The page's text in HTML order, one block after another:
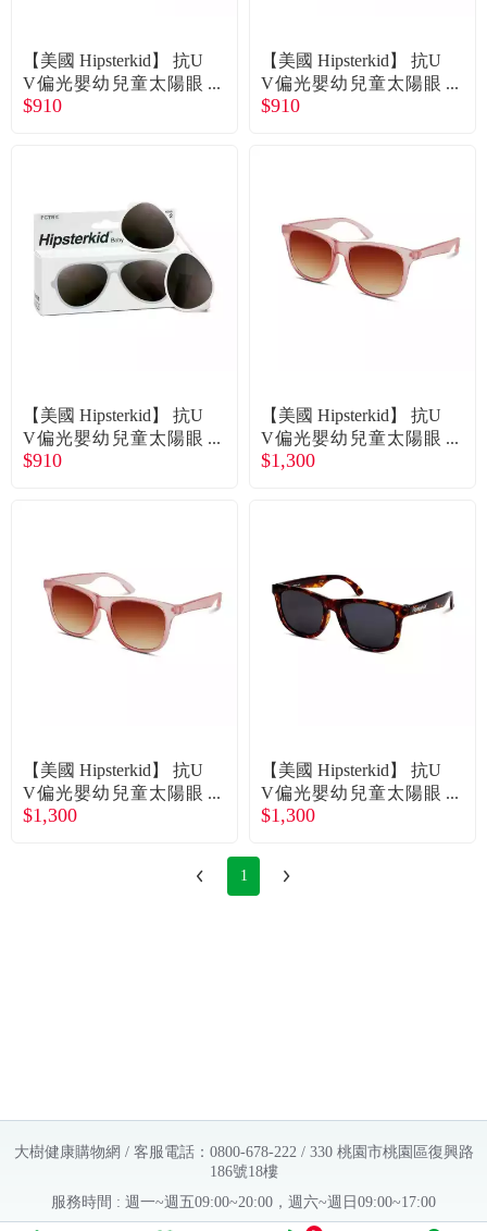
【美國 Hipsterkid】 抗U
V偏光嬰幼兒童太陽眼
鏡(附固定繩)-飛行員黑
$910
【美國 Hipsterkid】 抗U
V偏光嬰幼兒童太陽眼
鏡(附固定繩)-飛行員白
$910
【美國 Hipsterkid】 抗U
V偏光嬰幼兒童太陽眼
鏡(附固定繩)-飛行員白
$910
【美國 Hipsterkid】 抗U
V偏光嬰幼兒童太陽眼
鏡(附固定繩)-奢華玫瑰
$1,300
【美國 Hipsterkid】 抗U
V偏光嬰幼兒童太陽眼
鏡(附固定繩)-奢華玫瑰
$1,300
【美國 Hipsterkid】 抗U
V偏光嬰幼兒童太陽眼
鏡(附固定繩)-奢華玳瑁
$1,300
1
大樹健康購物網 / 客服電話：0800-678-222 / 330 桃園市桃園區復興路
186號18樓
服務時間 : 週一~週五09:00~20:00，週六~週日09:00~17:00